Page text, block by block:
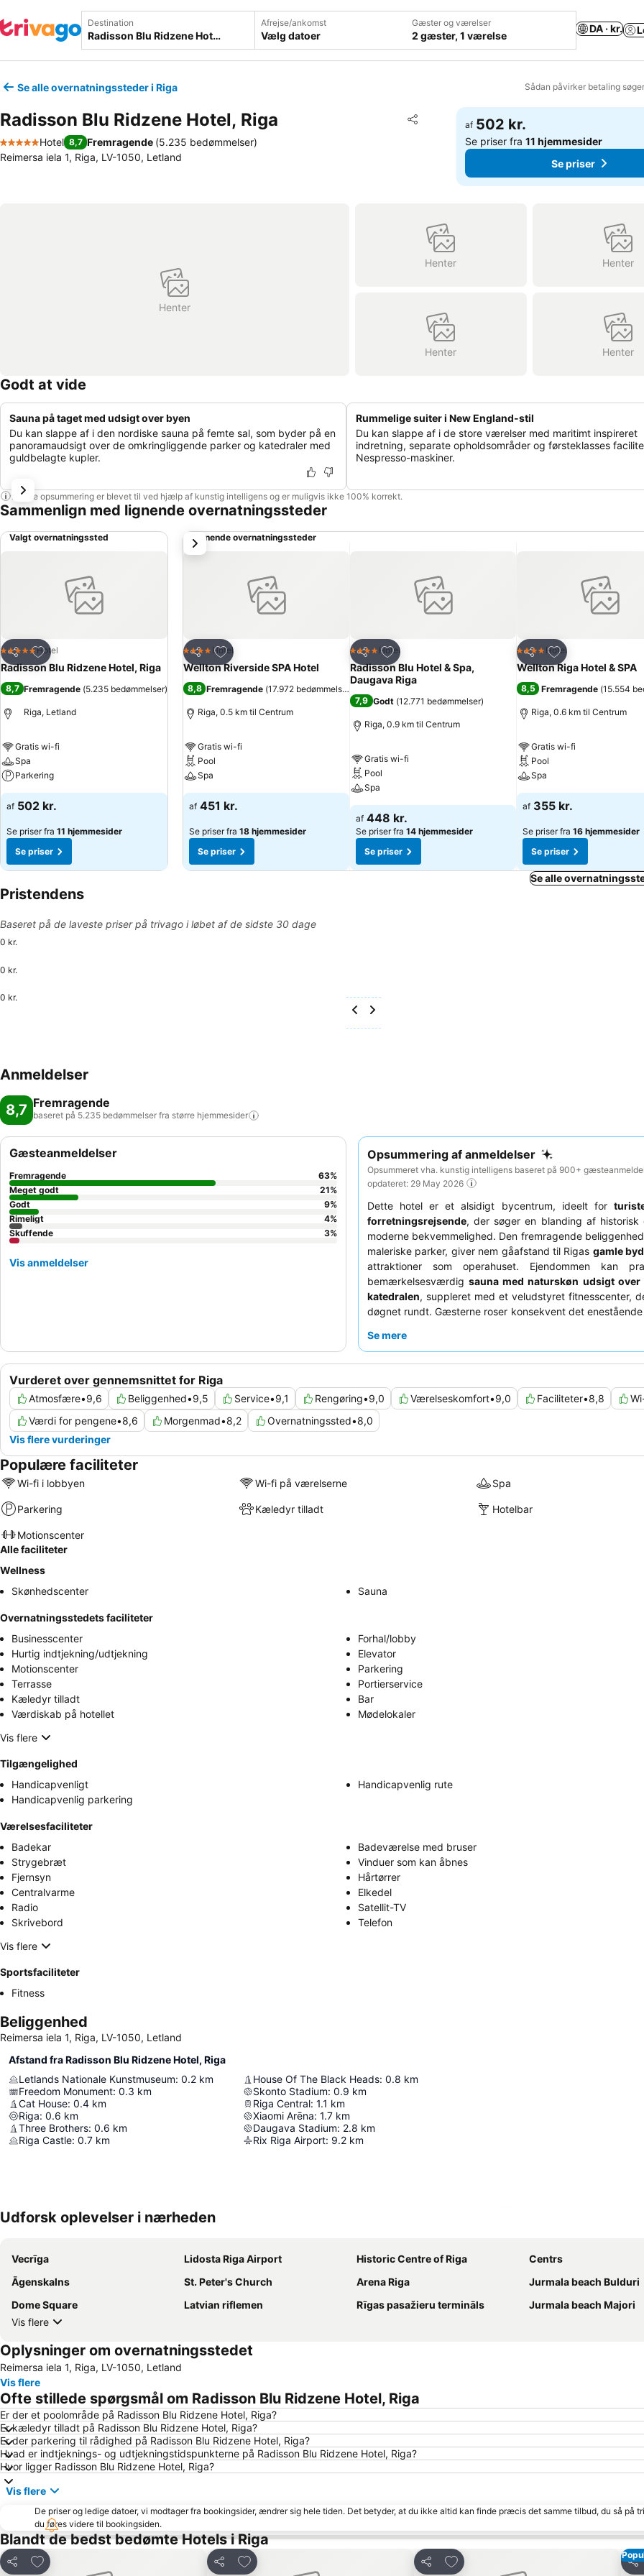
Destination Afrejse/ankomst
Vælg datoer
Gæster og værelser
2 gæster, 1 værelse
DA · kr.
Se alle overnatningssteder i Riga Sådan påvirker betaling
Radisson Blu Ridzene Hotel, Riga Del
Føj til favoritter
5 Stjerner
Hotel 8,7 Fremragende (5.235 bedømmelser)
Reimersa iela 1, Riga, LV-1050, Letland
af 502 kr.
Se priser fra11 hjemmesider
Se priser
Henter
Henter Henter
Henter Henter
Godt at vide
Sauna på taget med udsigt over byen
Du kan slappe af i den nordiske sauna på femte sal, som byder på en
panoramaudsigt over de omkringliggende parker og katedraler med
guldbelagte kupler.
Rummelige suiter i New England-stil
Du kan slappe af i de store værelser med maritimt inspireret
indretning, separate opholdsområder og førsteklasses
Nespresso-maskiner.
Denne opsummering er blevet til ved hjælp af kunstig intelligens og er muligvis ikke 100% korrekt.
Sammenlign med lignende overnatningssteder
Valgt overnatningssted
Del
Føj til favoritter
5 StjernerHotel
Radisson Blu Ridzene Hotel, Riga
8,7 Fremragende (5.235 bedømmelser)
Riga, Letland
Gratis wi-fi
Spa
Parkering
af 502 kr.
Se priser fra 11 hjemmesider
Se priser
Lignende overnatningssteder
Del
Føj til favoritter
4 StjernerHotel
Wellton Riverside SPA Hotel
8,8 Fremragende (17.972 bedømmelser
Riga, 0.5 km til Centrum
Gratis wi-fi
Pool
Spa
af 451 kr.
Se priser fra 18 hjemmesider
Se priser
Del
Føj til favoritter
4 StjernerHotel
Radisson Blu Hotel & Spa,
Daugava Riga
7,9 Godt (12.771 bedømmelser)
Riga, 0.9 km til Centrum
Gratis wi-fi
Pool
Spa
af 448 kr.
Se priser fra 14 hjemmesider
Se priser
Del
Føj til favoritter
4 StjernerHotel
Wellton Riga Hotel & SPA
8,5 Fremragende (15.554
Riga, 0.6 km til Centrum
Gratis wi-fi
Pool
Spa
af 355 kr.
Se priser fra 16 hjemmesider
Se priser
næste
Se alle
Pristendens
Baseret på de laveste priser på trivago i løbet af de sidste 30 dage
0 kr.
0 kr.
0 kr.
Anmeldelser
8,7 Fremragende
baseret på 5.235 bedømmelser fra større hjemmesider
Opsummering af anmeldelser
Opsummeret vha. kunstig intelligens baseret på 900+
opdateret: 29 May 2026
Dette hotel er et alsidigt bycentrum, ideelt for
forretningsrejsende, der søger en blanding af historisk
moderne bekvemmelighed. Den fremragende
maleriske parker, giver nem gåafstand til Rigas gamle
attraktioner som operahuset. Ejendommen kan
bemærkelsesværdigsauna med naturskøn udsigt over
katedralen, suppleret med et veludstyret fitnesscenter,
døgnet rundt. Gæsterne roser konsekvent det enestående
opmærksomme barpersonale, samt den
ideelle for dem, der ønsker ekstra plads.
Se mere
Vurderet over gennemsnittet for Riga
Atmosfære•9,6 Beliggenhed•9,5 Service•9,1 Rengøring•9,0 Værelseskomfort•9,0 Faciliteter•8,8
Værdi for pengene•8,6 Morgenmad•8,2 Overnatningssted•8,0
Vis flere vurderinger
Gæsteanmeldelser
Fremragende 63%
Meget godt
21%
Godt
9%
Rimeligt
4%
Skuffende
3%
Vis anmeldelser
Populære faciliteter
Wi-fi i lobbyen Wi-fi på værelserne Spa
Parkering Kæledyr tilladt Hotelbar
Motionscenter
Alle faciliteter
Wellness
Skønhedscenter
Sauna
Overnatningsstedets faciliteter
Businesscenter
Forhal/lobby
Hurtig indtjekning/udtjekning
Elevator
Motionscenter
Parkering
Terrasse
Portierservice
Kæledyr tilladt
Bar
Værdiskab på hotellet
Mødelokaler
Vis flere
Tilgængelighed
Handicapvenligt
Handicapvenlig rute
Handicapvenlig parkering
Værelsesfaciliteter
Badekar
Badeværelse med bruser
Strygebræt
Vinduer som kan åbnes
Fjernsyn
Hårtørrer
Centralvarme
Elkedel
Radio
Satellit-TV
Skrivebord
Telefon
Vis flere
Sportsfaciliteter
Fitness
Beliggenhed
Reimersa iela 1, Riga, LV-1050, Letland
Afstand fra Radisson Blu Ridzene Hotel, Riga
Letlands Nationale Kunstmuseum: 0.2 km
Freedom Monument: 0.3 km
Cat House: 0.4 km
Riga: 0.6 km
Three Brothers: 0.6 km
Riga Castle: 0.7 km
House Of The Black Heads: 0.8 km
Skonto Stadium: 0.9 km
Riga Central: 1.1 km
Xiaomi Arēna: 1.7 km
Daugava Stadium: 2.8 km
Rix Riga Airport: 9.2 km
Udforsk oplevelser i nærheden
Vecrīga Lidosta Riga Airport Historic Centre of Riga
Centrs
Āgenskalns
St. Peter's Church Arena Riga
Jurmala beach Bulduri
Dome Square
Latvian riflemen Rīgas pasažieru termināls
Jurmala beach Majori
Vis flere
Oplysninger om overnatningsstedet
Reimersa iela 1, Riga, LV-1050, Letland
Vis flere
Ofte stillede spørgsmål om Radisson Blu Ridzene Hotel, Riga
Er der et poolområde på Radisson Blu Ridzene Hotel, Riga?
Er kæledyr tilladt på Radisson Blu Ridzene Hotel, Riga?
Er der parkering til rådighed på Radisson Blu Ridzene Hotel, Riga?
Hvad er indtjeknings- og udtjekningstidspunkterne på Radisson Blu Ridzene Hotel, Riga?
Hvor ligger Radisson Blu Ridzene Hotel, Riga?
Vis flere
De priser og ledige datoer, vi modtager fra bookingsider, ændrer sig hele tiden. Det betyder, at du ikke altid kan finde præcis det samme tilbud, du så på
du føres videre til bookingsiden.
Blandt de bedst bedømte Hotels i Riga
Del
Føj til favoritter
Del
Føj til favoritter
Del
Føj til favoritter
Del